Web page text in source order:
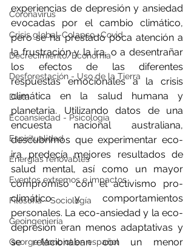
Coronavirus
Crisis global-Colapso -Covid
Decrecimiento/Economía
Desforestación - Uso de la Tierra
Dieta
Ecoansiedad - Psicología
Espiritualidad
Energías renovables
Eventos extremos e impactos
Filosofía - Sociología
Geoingeniería
George Monbiot en español
experiencias de depresión y ansiedad
evocadas por el cambio climático,
pero se ha prestado poca atención a
la frustración y la ira, o a desentrañar
los efectos de las diferentes
respuestas emocionales a la crisis
climática en la salud humana y
planetaria. Utilizando datos de una
encuesta nacional australiana,
descubrimos que experimentar eco-
ira predecía mejores resultados de
salud mental, así como un mayor
compromiso con el activismo pro-
climático y comportamientos
personales. La eco-ansiedad y la eco-
depresión eran menos adaptativas y
se relacionaban con un menor